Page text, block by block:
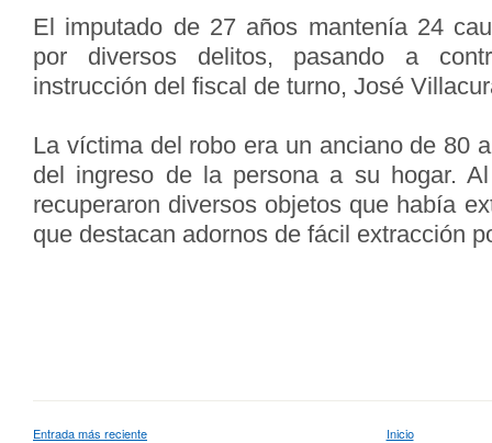
El imputado de 27 años mantenía 24
por diversos delitos, pasando a
instrucción del fiscal de turno, José
La víctima del robo era un anciano de 80
del ingreso de la persona a su hogar.
recuperaron diversos objetos que había
que destacan adornos de fácil extracción
Entrada más reciente Inicio